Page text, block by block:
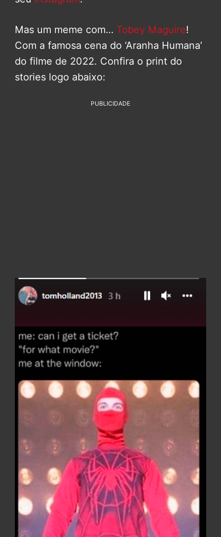
Mas um meme com… Tobey Maguire!
Com a famosa cena do ‘Aranha Humana’
do filme de 2022. Confira o print do
stories logo abaixo:
PUBLICIDADE